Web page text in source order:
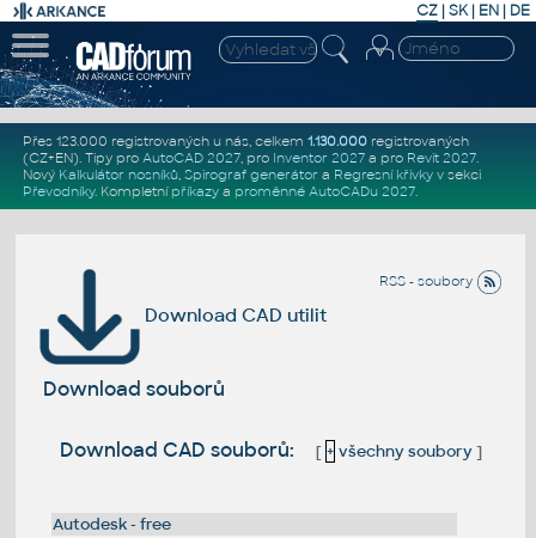
CZ | SK| EN | DE
Přes 123.000 registrovaných u nás, celkem 1.130.000registrovaných
(CZ+EN). Tipy pro AutoCAD 2027, pro Inventor 2027a pro Revit 2027.
Nový Kalkulátor nosníků, Spirograf generátor a Regresní křivkyv sekci
Převodníky. Kompletní příkazya proměnné AutoCADu 2027.
RSS - soubory
Download CAD utilit
Download souborů
Download CAD souborů: [ + všechny soubory]
Autodesk - free